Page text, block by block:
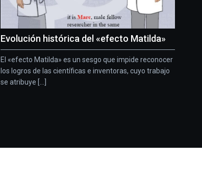
Evolución histórica del «efecto Matilda»
El «efecto Matilda» es un sesgo que impide reconocer
los logros de las científicas e inventoras, cuyo trabajo
se atribuye [...]